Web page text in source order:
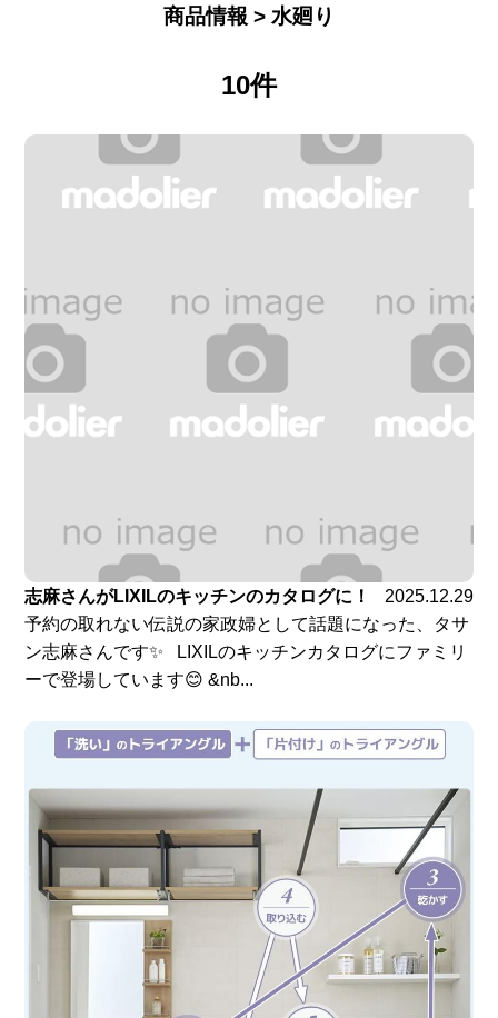
商品情報 > 水廻り
10件
志麻さんがLIXILのキッチンのカタログに！
2025.12.29
予約の取れない伝説の家政婦として話題になった、タサ
ン志麻さんです✨ LIXILのキッチンカタログにファミリ
ーで登場しています😊 &nb...